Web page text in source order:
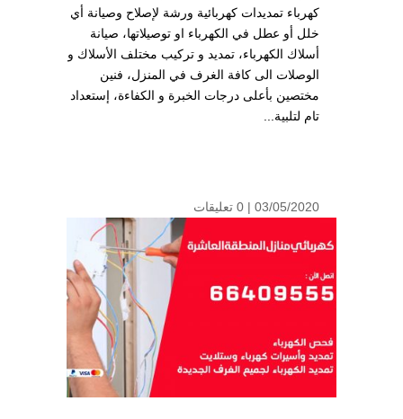
كهرباء تمديدات كهربائية ورشة لإصلاح وصيانة أي
خلل أو عطل في الكهرباء او توصيلاتها، صيانة
أسلاك الكهرباء، تمديد و تركيب مختلف الأسلاك و
الوصلات الى كافة الغرف في المنزل، فنين
مختصين بأعلى درجات الخبرة و الكفاءة، إستعداد
تام لتلبية...
03/05/2020 | 0 تعليقات